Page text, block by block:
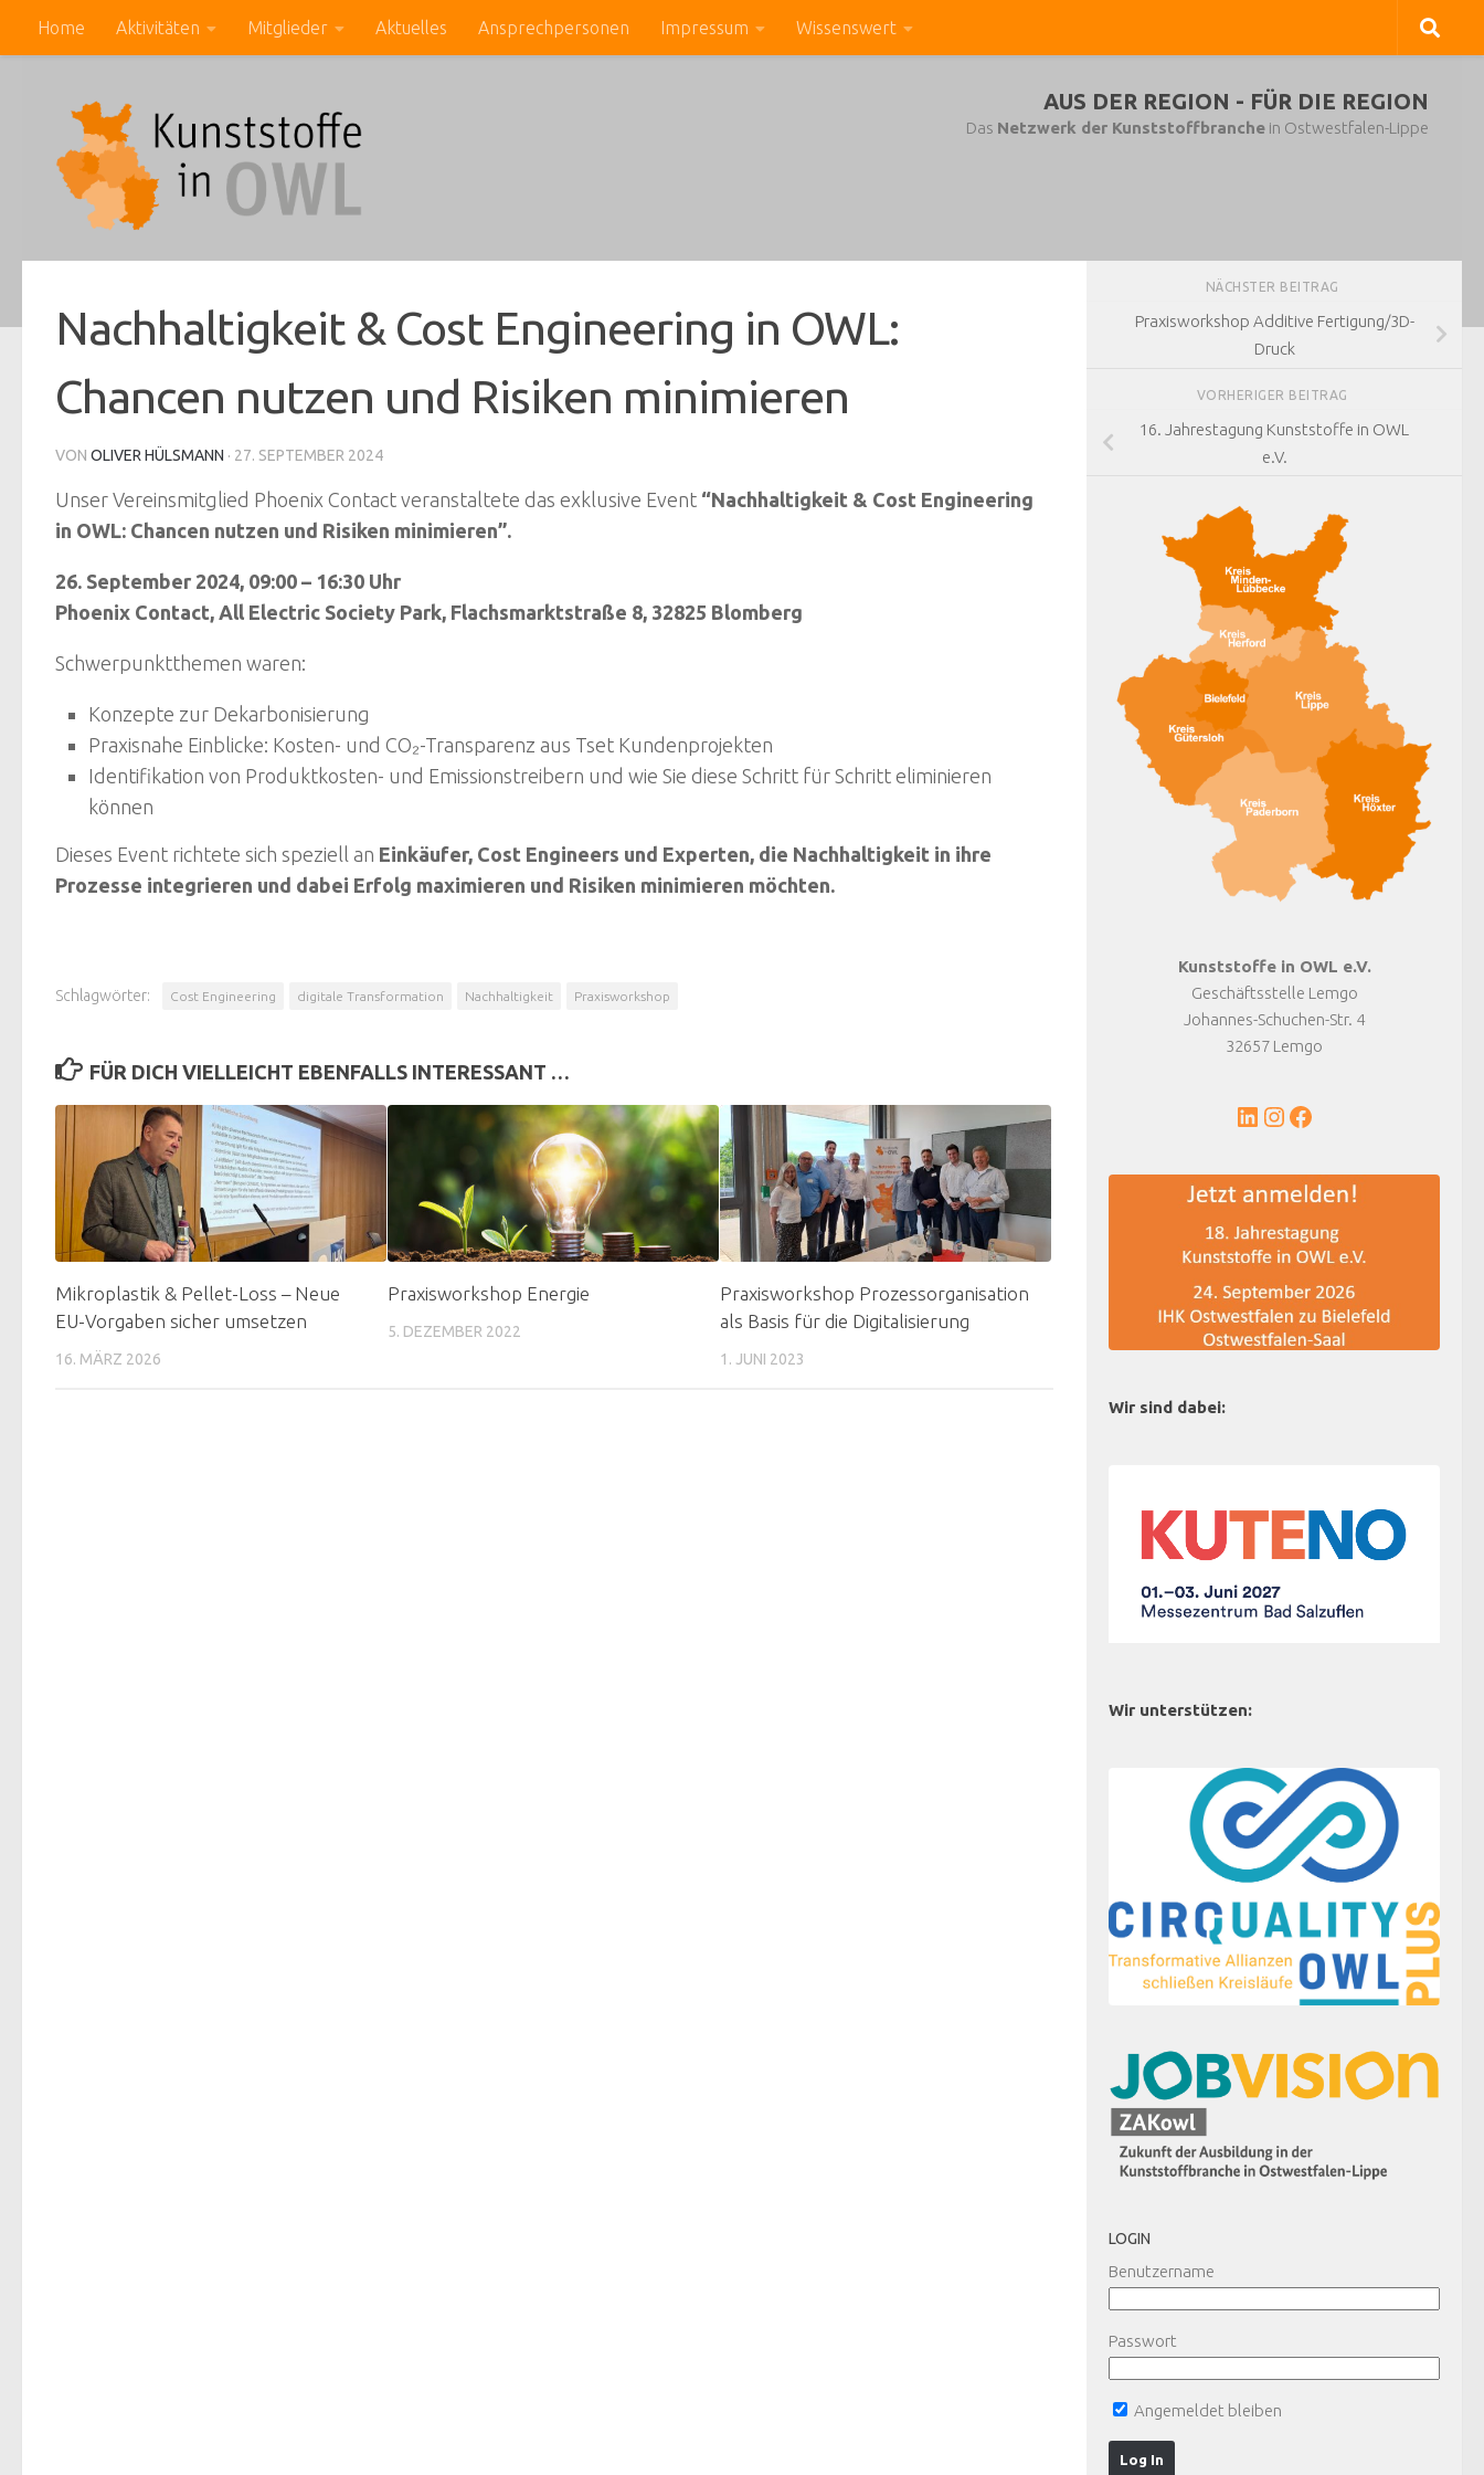
Zum Inhalt springen
Home Aktivitäten Mitglieder Aktuelles Ansprechpersonen Impressum Wissenswert
AUS DER REGION - FÜR DIE REGION
Das Netzwerk der Kunststoffbranche in Ostwestfalen-Lippe
Nachhaltigkeit & Cost Engineering in OWL:
Chancen nutzen und Risiken minimieren
VON OLIVER HÜLSMANN · 27. SEPTEMBER 2024
Unser Vereinsmitglied Phoenix Contact veranstaltete das exklusive Event “Nachhaltigkeit & Cost Engineering
in OWL: Chancen nutzen und Risiken minimieren”.
26. September 2024, 09:00 – 16:30 Uhr
Phoenix Contact, All Electric Society Park, Flachsmarktstraße 8, 32825 Blomberg
Schwerpunktthemen waren:
Konzepte zur Dekarbonisierung
Praxisnahe Einblicke: Kosten- und CO₂-Transparenz aus Tset Kundenprojekten
Identifikation von Produktkosten- und Emissionstreibern und wie Sie diese Schritt für Schritt eliminieren
können
Dieses Event richtete sich speziell an Einkäufer, Cost Engineers und Experten, die Nachhaltigkeit in ihre
Prozesse integrieren und dabei Erfolg maximieren und Risiken minimieren möchten.
Schlagwörter: Cost Engineering digitale Transformation Nachhaltigkeit Praxisworkshop
FÜR DICH VIELLEICHT EBENFALLS INTERESSANT …
Mikroplastik & Pellet-Loss – Neue
EU-Vorgaben sicher umsetzen
16. MÄRZ 2026
Praxisworkshop Energie
5. DEZEMBER 2022
Praxisworkshop Prozessorganisation
als Basis für die Digitalisierung
1. JUNI 2023
NÄCHSTER BEITRAG
Praxisworkshop Additive Fertigung/3D-
Druck
VORHERIGER BEITRAG
16. Jahrestagung Kunststoffe in OWL
e.V.
Kunststoffe in OWL e.V.
Geschäftsstelle Lemgo
Johannes-Schuchen-Str. 4
32657 Lemgo
LinkedIn
Instagram
Facebook
Wir sind dabei:
Wir unterstützen:
LOGIN
Benutzername
Passwort
Angemeldet bleiben